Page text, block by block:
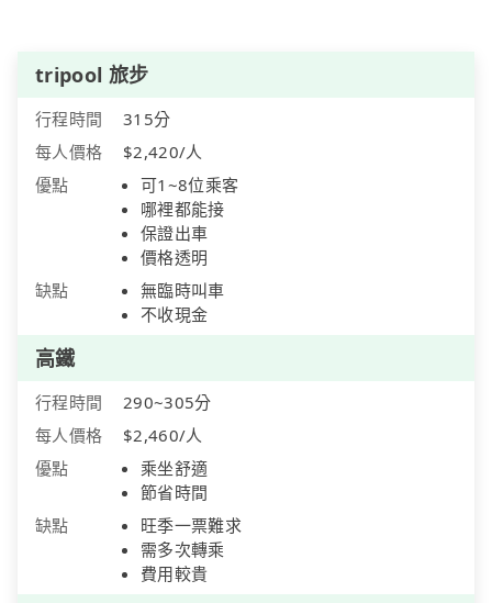
tripool 旅步
行程時間
315分
每人價格
$2,420/人
優點
可1~8位乘客
哪裡都能接
保證出車
價格透明
缺點
無臨時叫車
不收現金
高鐵
行程時間
290~305分
每人價格
$2,460/人
優點
乘坐舒適
節省時間
缺點
旺季一票難求
需多次轉乘
費用較貴